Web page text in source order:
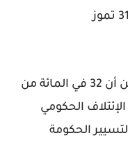
ومن خلال نتائج هذا الاستطلاع تبين أن 32 في المائة من
الحكومي
الحكومة